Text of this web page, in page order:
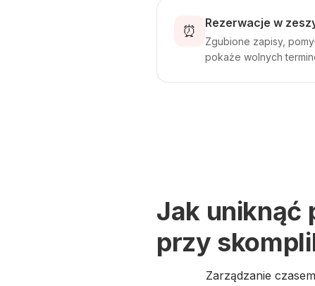
⏰ Rezerwacje w
Zgubione zapisy,
pokaże wolnych
Jak uniknąć
przy
Zarządzanie